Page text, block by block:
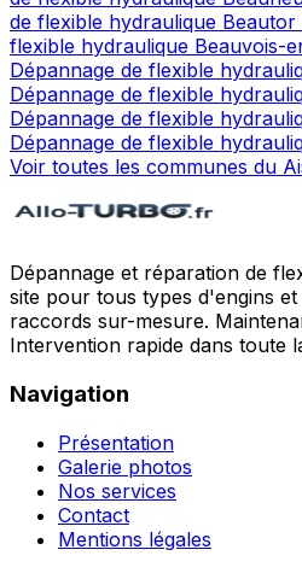
de flexible hydraulique Beautor
flexible hydraulique Beauvois-
Dépannage de flexible
Dépannage de flexible
Dépannage de flexible
Dépannage de flexible
Voir toutes les communes du
Dépannage et réparation de
site pour tous types d'engins
raccords sur-mesure.
Intervention rapide dans toute
Navigation
Présentation
Galerie photos
Nos services
Contact
Mentions légales